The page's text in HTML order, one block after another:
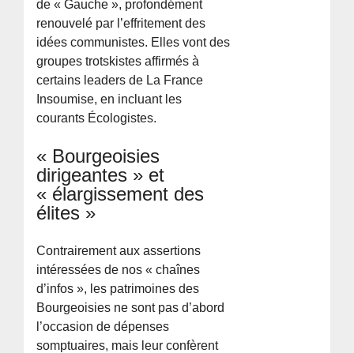
de « Gauche », profondément
renouvelé par l’effritement des
idées communistes. Elles vont des
groupes trotskistes affirmés à
certains leaders de La France
Insoumise, en incluant les
courants Écologistes.
« Bourgeoisies
dirigeantes » et
« élargissement des
élites »
Contrairement aux assertions
intéressées de nos « chaînes
d’infos », les patrimoines des
Bourgeoisies ne sont pas d’abord
l’occasion de dépenses
somptuaires, mais leur confèrent